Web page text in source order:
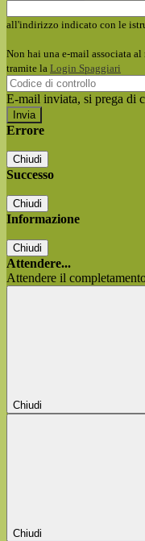
all'indirizzo indicato con le
Non hai una e-mail associata
tramite la Login Spaggiari
E-mail inviata, si prega di
Errore
Chiudi
Successo
Chiudi
Informazione
Chiudi
Attendere...
Attendere il
Chiudi
Chiudi